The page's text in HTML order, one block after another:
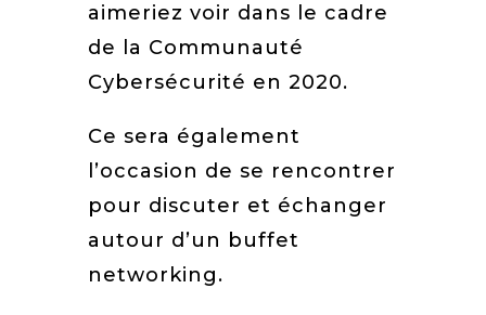
aimeriez voir dans le cadre
de la Communauté
Cybersécurité en 2020.
Ce sera également
l’occasion de se rencontrer
pour discuter et échanger
autour d’un buffet
networking.